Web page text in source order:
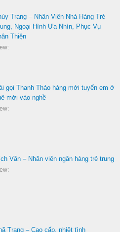
Trang – Nhân Viên Nhà Hàng Trẻ
Ngoại Hình Ưa Nhìn, Phục Vụ
Thiện
gọi Thanh Thảo hàng mới tuyển em ở
mới vào nghề
Vân – Nhân viên ngân hàng trẻ trung
Trang – Cao cấp, nhiệt tình